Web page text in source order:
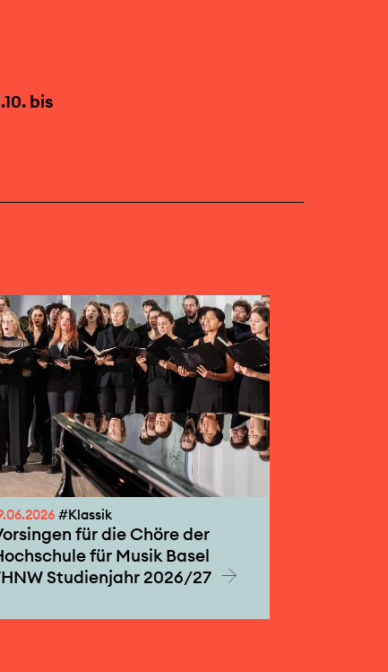
bis
#Klassik
für die Chöre der
für Musik Basel
Studienjahr 2026/27